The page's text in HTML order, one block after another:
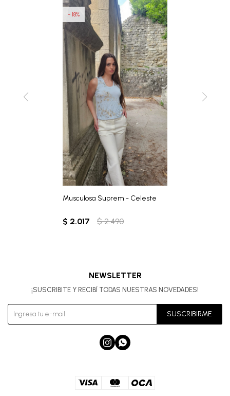
Musculosa Suprem - Celeste
$ 2.017 $ 2.490
18
NEWSLETTER
¡SUSCRIBITE Y RECIBÍ TODAS NUESTRAS NOVEDADES!
SUSCRIBIRME
 